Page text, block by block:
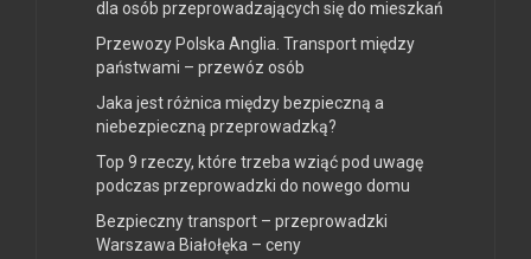
dla osób przeprowadzających się do mieszkań
Przewozy Polska Anglia. Transport między
państwami – przewóz osób
Jaka jest różnica między bezpieczną a
niebezpieczną przeprowadzką?
Top 9 rzeczy, które trzeba wziąć pod uwagę
podczas przeprowadzki do nowego domu
Bezpieczny transport – przeprowadzki
Warszawa Białołęka – ceny